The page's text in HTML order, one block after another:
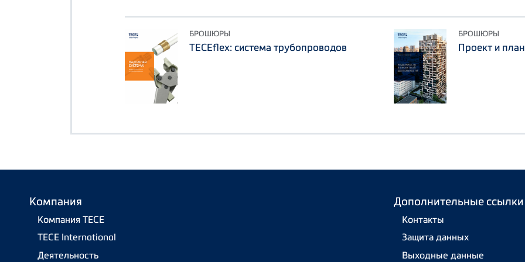
БРОШЮРЫ
TECEflex: система трубопроводов
БРОШЮРЫ
Проект и
Компания
Компания TECE
TECE International
Деятельность
Дополнительные ссылки
Контакты
Защита данных
Выходные данные